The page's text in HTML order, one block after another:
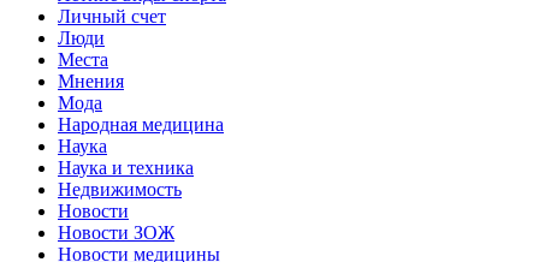
Личный счет
Люди
Места
Мнения
Мода
Народная медицина
Наука
Наука и техника
Недвижимость
Новости
Новости ЗОЖ
Новости медицины